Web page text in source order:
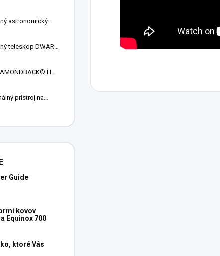
astronomický
Dwarf
teleskop DWARF
statív DWARF 3
HD
prístroj na
Laserliner
Guide
kovov
Equinox 700
ktoré Vás